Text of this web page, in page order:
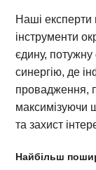
Наші експерти
інструменти
єдину,
синергію, де
провадження,
максимізуючи
та захист
Найбільш